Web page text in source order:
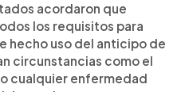
acordaron que
los requisitos para
hecho uso del anticipo de
circunstancias como el
cualquier enfermedad